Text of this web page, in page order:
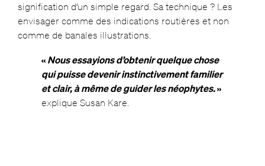
signification d’un simple regard. Sa technique ? Les
envisager comme des indications routières et non
comme de banales illustrations.
« Nous essayions d’obtenir quelque chose
qui puisse devenir instinctivement familier
et clair, à même de guider les néophytes.»
explique Susan Kare.